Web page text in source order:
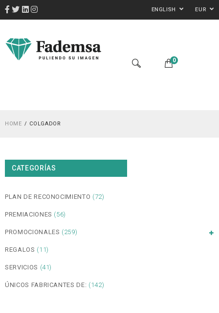
ENGLISH EUR
0
HOME COLGADOR
CATEGORÍAS
PLAN DE RECONOCIMIENTO (72)
PREMIACIONES (56)
PROMOCIONALES (259)
REGALOS (11)
SERVICIOS (41)
ÚNICOS FABRICANTES DE: (142)